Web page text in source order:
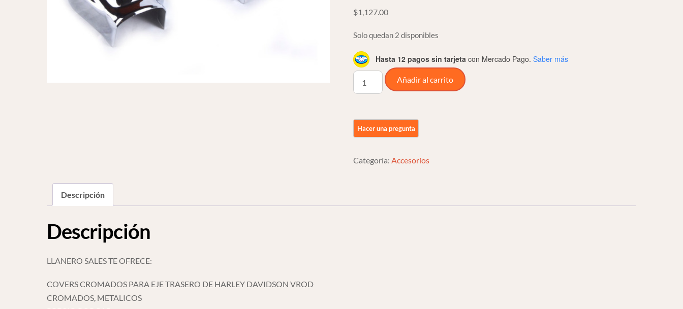
$1,127.00
Solo quedan 2 disponibles
Hasta 12 pagos sin tarjeta con Mercado Pago. Saber más
Covers
De
Cromo
Harley
Añadir al carrito
Categoría:Accesorios
Descripción
Descripción
LLANERO SALES TE OFRECE:
COVERS CROMADOS PARA EJE TRASERO DE HARLEY DAVIDSON VROD
CROMADOS, METALICOS